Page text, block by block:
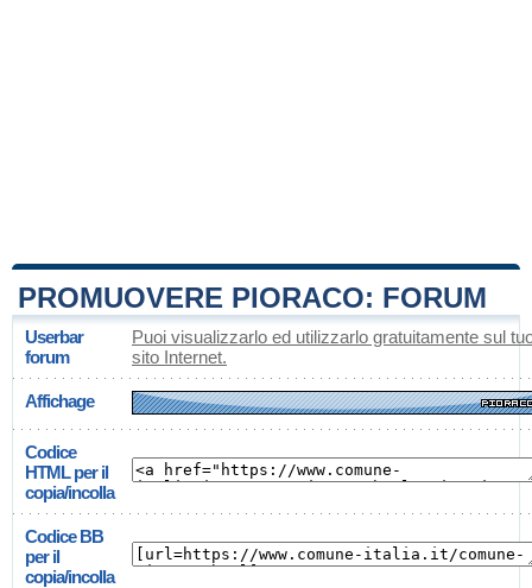
PROMUOVERE PIORACO: FORUM
Userbar
forum
Puoi visualizzarlo ed utilizzarlo gratuitamente sul
sito Internet.
Affichage
Codice
HTML per il
copia/incolla
Codice BB
per il
copia/incolla